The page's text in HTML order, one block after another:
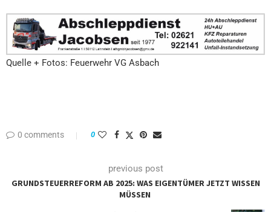
Quelle + Fotos: Feuerwehr VG Asbach
0 comments 0
previous post
GRUNDSTEUERREFORM AB 2025: WAS EIGENTÜMER JETZT WISSEN
MÜSSEN